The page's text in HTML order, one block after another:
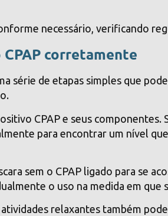
necessário, verificando
CPAP corretamente
série de etapas simples que
CPAP e seus componentes.
para encontrar um nível
sem o CPAP ligado para se
o uso na medida em que
relaxantes também pode